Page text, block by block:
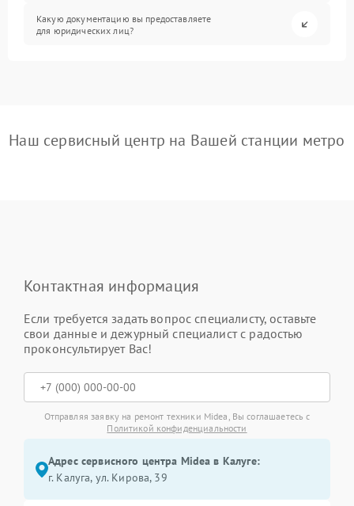
Какую документацию вы предоставляете
для юридических лиц?
Наш сервисный центр на Вашей станции метро
Контактная информация
Если требуется задать вопрос специалисту, оставьте
свои данные и дежурный специалист с радостью
проконсультирует Вас!
Отправляя заявку на ремонт техники Midea, Вы соглашаетесь с
Политикой конфиденциальности
Адрес сервисного центра Midea в Калуге:
г. Калуга, ул. Кирова, 39